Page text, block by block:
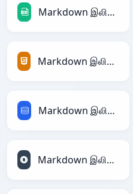
Markdown இலிருந்து CSV
Markdown இலிருந்து HTML
Markdown இலிருந்து SQL
Markdown இலிருந்து JSON